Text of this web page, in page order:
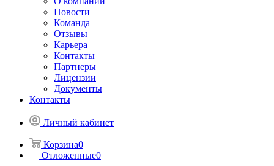
Новости
Команда
Отзывы
Карьера
Контакты
Партнеры
Лицензии
Документы
Контакты
Личный кабинет
Корзина0
Отложенные0